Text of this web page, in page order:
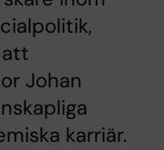
Johan
karriär.